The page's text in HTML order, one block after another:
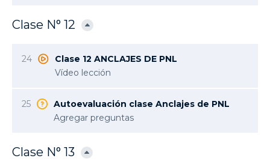
Clase N° 12
24
Clase 12 ANCLAJES DE PNL
Vídeo lección
25
Autoevaluación clase Anclajes de PNL
Agregar preguntas
Clase N° 13